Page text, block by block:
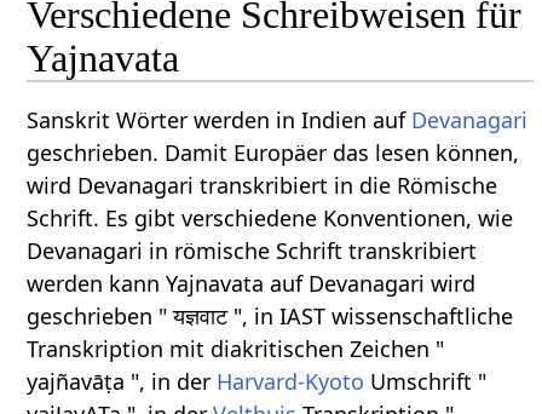
Verschiedene Schreibweisen für
Yajnavata
Sanskrit Wörter werden in Indien auf Devanagari
geschrieben. Damit Europäer das lesen können,
wird Devanagari transkribiert in die Römische
Schrift. Es gibt verschiedene Konventionen, wie
Devanagari in römische Schrift transkribiert
werden kann Yajnavata auf Devanagari wird
geschrieben " यज्ञवाट ", in IAST wissenschaftliche
Transkription mit diakritischen Zeichen "
yajñavāṭa ", in der Harvard-Kyoto Umschrift "